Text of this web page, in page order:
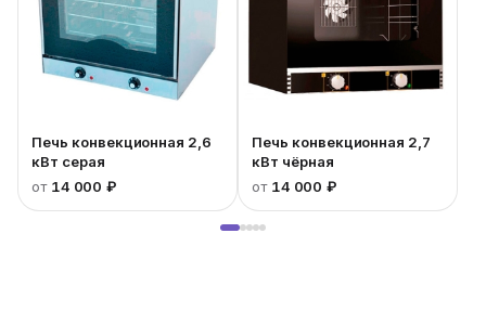
Печь конвекционная 2,6
кВт серая
от 14 000 ₽
Печь конвекционная 2,7
кВт чёрная
от 14 000 ₽